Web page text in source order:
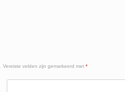
Vereiste velden zijn gemarkeerd met *